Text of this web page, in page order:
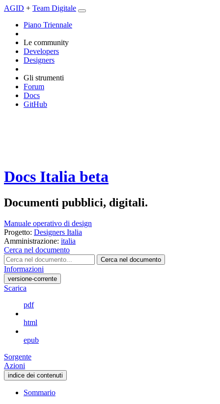
AGID + Team Digitale
Piano Triennale
Le community
Developers
Designers
Gli strumenti
Forum
Docs
GitHub
Docs Italia beta
Documenti pubblici, digitali.
Manuale operativo di design
Progetto: Designers Italia
Amministrazione: italia
Cerca nel documento
Cerca nel documento
Informazioni
versione-corrente
Scarica
pdf
html
epub
Sorgente
Azioni
indice dei contenuti
Sommario